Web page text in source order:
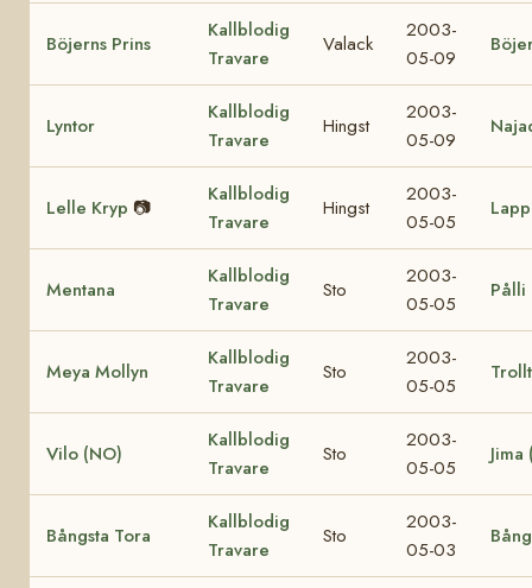
Böjerns Prins
Kallblodig
Travare
Valack
2003-
05-09
Lyntor
Kallblodig
Travare
Hingst
2003-
05-09
Lelle Kryp 📷
Kallblodig
Travare
Hingst
2003-
05-05
Mentana
Kallblodig
Travare
Sto
2003-
05-05
Pålli
Meya Mollyn
Kallblodig
Travare
Sto
2003-
05-05
Vilo (NO)
Kallblodig
Travare
Sto
2003-
05-05
Jima
Bångsta Tora
Kallblodig
Travare
Sto
2003-
05-03